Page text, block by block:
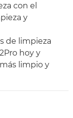
con el
y
de limpieza
hoy y
limpio y